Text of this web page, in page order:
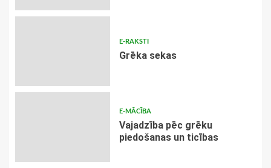
E-RAKSTI
Grēka sekas
E-MĀCĪBA
Vajadzība pēc grēku
piedošanas un ticības